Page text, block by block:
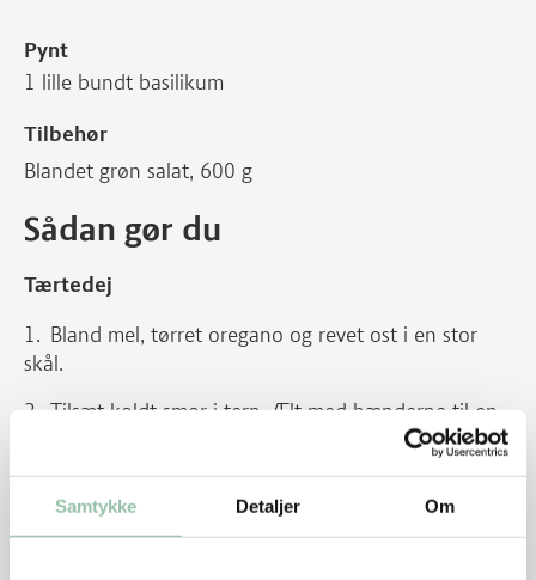
Samtykke Detaljer Om
Pynt
1 lille bundt basilikum
Tilbehør
Blandet grøn salat, 600 g
Sådan gør du
Tærtedej
Bland mel, tørret oregano og revet ost i en stor
skål.
Tilsæt koldt smør i tern. Ælt med hænderne til en
1-2 spsk vand, hvis dejen ikke vil samles.